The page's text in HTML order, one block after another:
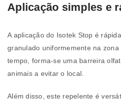
Aplicação simples e
A aplicação do Isotek Stop é
granulado uniformemente na
tempo, forma-se uma barreira
animais a evitar o local.
Além disso, este repelente é